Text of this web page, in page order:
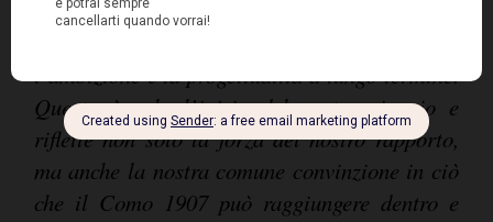
partnership con Neuberger, una società che
l’ambizione e la progettualità a lungo termine.
Questo è solo l’inizio del nostro viaggio e
riflette non solo la forza del nostro rapporto,
ma anche la nostra comune convinzione in ciò
che il Como 1907 può raggiungere dentro e